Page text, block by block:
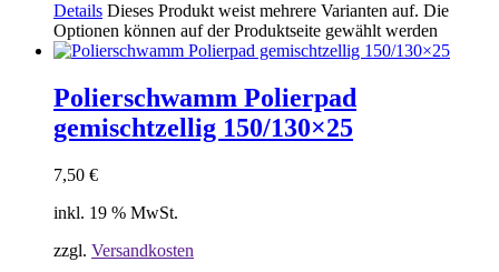
Details Dieses Produkt weist mehrere Varianten auf. Die
Optionen können auf der Produktseite gewählt werden
Polierschwamm Polierpad
gemischtzellig 150/130×25
7,50 €
inkl. 19 % MwSt.
zzgl. Versandkosten